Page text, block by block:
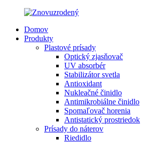
Domov
Produkty
Plastové prísady
Optický zjasňovač
UV absorbér
Stabilizátor svetla
Antioxidant
Nukleačné činidlo
Antimikrobiálne činidlo
Spomaľovač horenia
Antistatický prostriedok
Prísady do náterov
Riedidlo